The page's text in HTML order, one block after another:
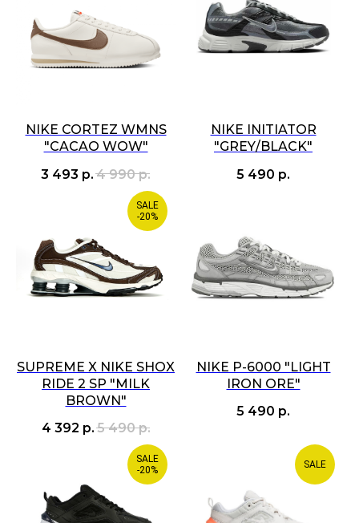
NIKE CORTEZ WMNS
"CACAO WOW"
3 493 р. 4 990 р.
NIKE INITIATOR
"GREY/BLACK"
5 490 р.
SALE
-20%
SUPREME X NIKE SHOX
RIDE 2 SP "MILK
BROWN"
4 392 р.5 490 р.
NIKE P-6000 "LIGHT
IRON ORE"
5 490 р.
SALE
-20%
SALE